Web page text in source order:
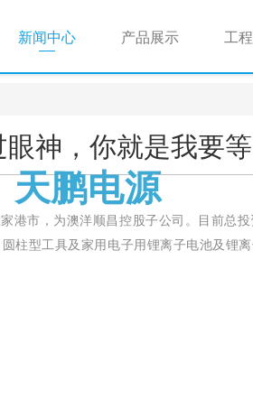
新闻中心 产品展示 工
神，你就是我要等
天鹏电源
港市，为澳洋顺昌控股子公司。目前总
柱型工具及家用电子用锂离子电池及锂离